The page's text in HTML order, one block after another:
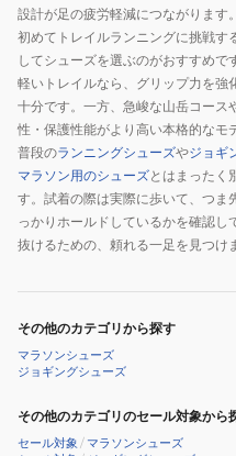
設計が足の疲労軽減につながります。
初めてトレイルランニングに挑戦す
してシューズを選ぶのがおすすめ
軽いトレイルなら、グリップ力を強
十分です。一方、急峻な山岳コース
性・保護性能がより高い本格的なモ
普段のランニングシューズやジョギ
マラソン用のシューズとはまったく
す。試着の際は実際に歩いて、つま
っかりホールドしているかを確認し
抜けるための、頼れる一足を見つけ
その他のカテゴリから探す
マラソンシューズ
ジョギングシューズ
その他のカテゴリのセール対象から
セール対象 / マラソンシューズ